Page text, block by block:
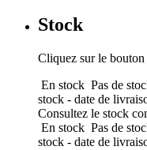
Stock
Cliquez sur le
En stock Pas de
stock - date de
Consultez le stock
En stock Pas de
stock - date de